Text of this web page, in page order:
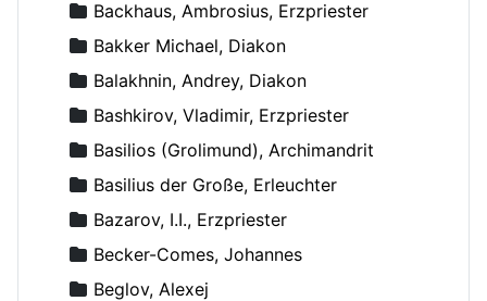
Backhaus, Ambrosius, Erzpriester
Bakker Michael, Diakon
Balakhnin, Andrey, Diakon
Bashkirov, Vladimir, Erzpriester
Basilios (Grolimund), Archimandrit
Basilius der Große, Erleuchter
Bazarov, I.I., Erzpriester
Becker-Comes, Johannes
Beglov, Alexej